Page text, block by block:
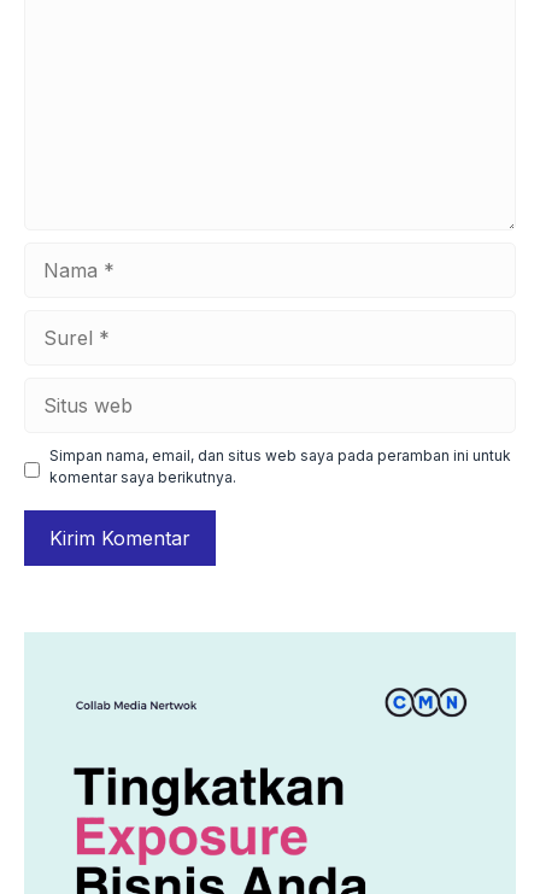
Simpan nama, email, dan situs web saya pada peramban ini untuk
komentar saya berikutnya.